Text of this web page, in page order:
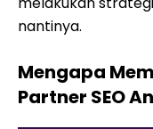
nantinya.
Mengapa
Partner SEO